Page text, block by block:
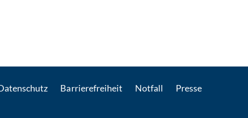
Barrierefreiheit Notfall Presse